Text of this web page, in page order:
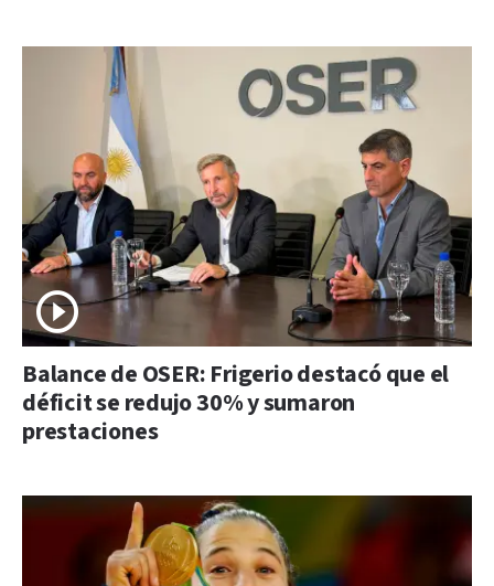
Balance de OSER: Frigerio destacó que el
déficit se redujo 30% y sumaron
prestaciones